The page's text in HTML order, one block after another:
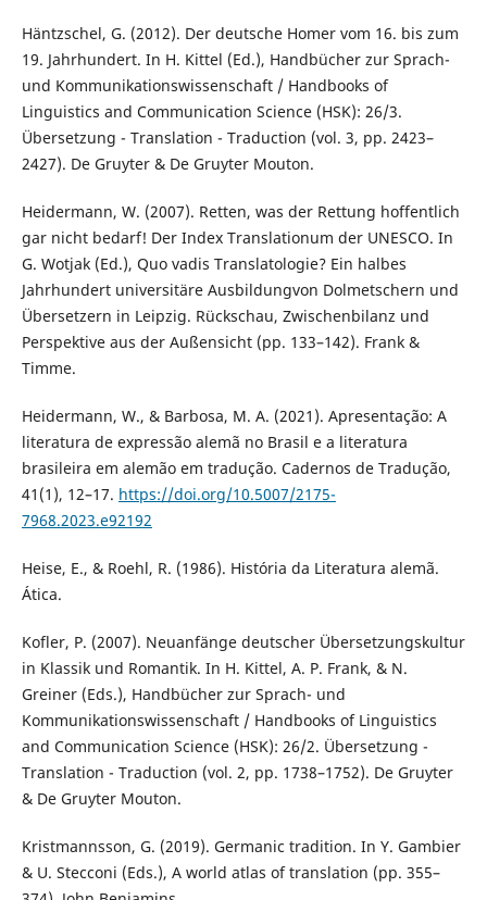
Häntzschel, G. (2012). Der deutsche Homer vom 16. bis zum
19. Jahrhundert. In H. Kittel (Ed.), Handbücher zur Sprach-
und Kommunikationswissenschaft / Handbooks of
Linguistics and Communication Science (HSK): 26/3.
Übersetzung - Translation - Traduction (vol. 3, pp. 2423–
2427). De Gruyter & De Gruyter Mouton.
Heidermann, W. (2007). Retten, was der Rettung hoffentlich
gar nicht bedarf! Der Index Translationum der UNESCO. In
G. Wotjak (Ed.), Quo vadis Translatologie? Ein halbes
Jahrhundert universitäre Ausbildungvon Dolmetschern und
Übersetzern in Leipzig. Rückschau, Zwischenbilanz und
Perspektive aus der Außensicht (pp. 133–142). Frank &
Timme.
Heidermann, W., & Barbosa, M. A. (2021). Apresentação: A
literatura de expressão alemã no Brasil e a literatura
brasileira em alemão em tradução. Cadernos de Tradução,
41(1), 12–17. https://doi.org/10.5007/2175-
7968.2023.e92192
Heise, E., & Roehl, R. (1986). História da Literatura alemã.
Ática.
Kofler, P. (2007). Neuanfänge deutscher Übersetzungskultur
in Klassik und Romantik. In H. Kittel, A. P. Frank, & N.
Greiner (Eds.), Handbücher zur Sprach- und
Kommunikationswissenschaft / Handbooks of Linguistics
and Communication Science (HSK): 26/2. Übersetzung -
Translation - Traduction (vol. 2, pp. 1738–1752). De Gruyter
& De Gruyter Mouton.
Kristmannsson, G. (2019). Germanic tradition. In Y. Gambier
& U. Stecconi (Eds.), A world atlas of translation (pp. 355–